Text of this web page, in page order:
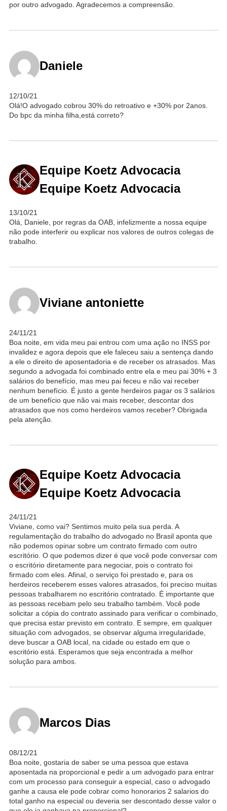
por outro advogado. Agradecemos a compreensão.
Daniele
12/10/21
Olá!O advogado cobrou 30% do retroativo e +30% por 2anos.
Do bpc da minha filha,está correto?
Equipe Koetz Advocacia
Equipe Koetz Advocacia
13/10/21
Olá, Daniele, por regras da OAB, infelizmente a nossa equipe
não pode interferir ou explicar nos valores de outros colegas de
trabalho.
Viviane antoniette
24/11/21
Boa noite, em vida meu pai entrou com uma ação no INSS por
invalidez e agora depois que ele faleceu saiu a sentença dando
a ele o direito de aposentadoria e de receber os atrasados. Mas
segundo a advogada foi combinado entre ela e meu pai 30% + 3
salários do benefício, mas meu pai feceu e não vai receber
nenhum benefício. É justo a gente herdeiros pagar os 3 salários
de um benefício que não vai mais receber, descontar dos
atrasados que nos como herdeiros vamos receber? Obrigada
pela atenção.
Equipe Koetz Advocacia
Equipe Koetz Advocacia
24/11/21
Viviane, como vai? Sentimos muito pela sua perda. A
regulamentação do trabalho do advogado no Brasil aponta que
não podemos opinar sobre um contrato firmado com outro
escritório. O que podemos dizer é que você pode conversar com
o escritório diretamente para negociar, pois o contrato foi
firmado com eles. Afinal, o serviço foi prestado e, para os
herdeiros receberem esses valores atrasados, foi preciso muitas
pessoas trabalharem no escritório contratado. É importante que
as pessoas recebam pelo seu trabalho também. Você pode
solicitar a cópia do contrato assinado para verificar o combinado,
que precisa estar previsto em contrato. E sempre, em qualquer
situação com advogados, se observar alguma irregularidade,
deve buscar a OAB local, na cidade ou estado em que o
escritório está. Esperamos que seja encontrada a melhor
solução para ambos.
Marcos Dias
08/12/21
Boa noite, gostaria de saber se uma pessoa que estava
aposentada na proporcional e pedir a um advogado para entrar
com um processo para conseguir a especial, caso o advogado
ganhe a causa ele pode cobrar como honorarios 2 salarios do
total ganho na especial ou deveria ser descontado desse valor o